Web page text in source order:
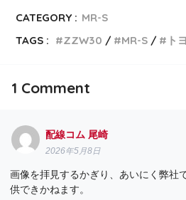
CATEGORY : MR-S
TAGS :
ZZW30 MR-S ト
1 Comment
配線コム 尾崎
2026年5月8日
画像を拝見するかぎり、あいにく弊社
供できかねます。